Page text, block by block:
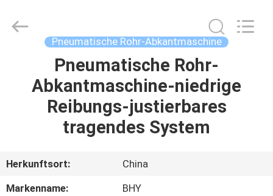
PRODUKTE
UNS
Material
Technology(Suzhou)Co.,
Pneumatische Rohr-Abkantmaschine
Pneumatische Rohr-
Abkantmaschine-niedrige
Reibungs-justierbares
tragendes System
Herkunftsort:
China
Markenname:
BHY